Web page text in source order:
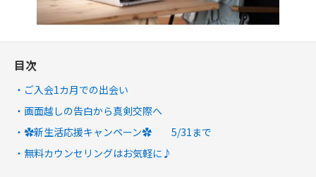
目次
ご入会1カ月での出会い
画面越しの告白から真剣交際へ
✿新生活応援キャンペーン✿ 5/31まで
無料カウンセリングはお気軽に♪